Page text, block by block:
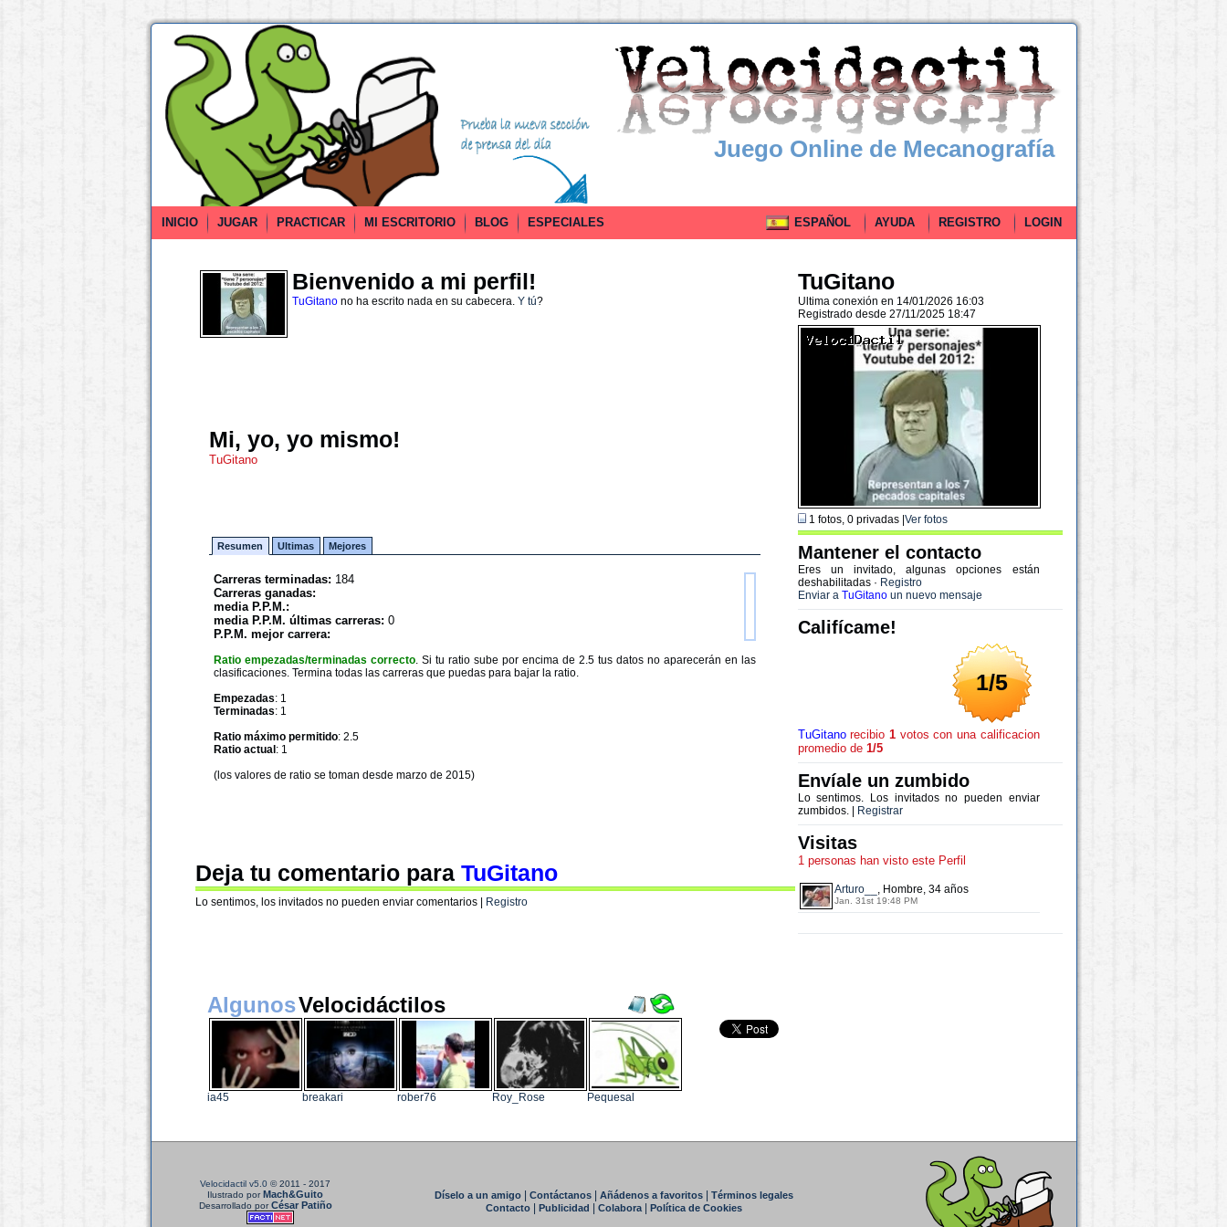
Juego Online de Mecanografía
INICIO JUGAR PRACTICAR MI ESCRITORIO BLOG ESPECIALES ESPAÑOL AYUDA REGISTRO LOGIN
Bienvenido a mi perfil!
TuGitanono ha escrito nada en su cabecera. Y tú?
Mi, yo, yo mismo!
TuGitano
Resumen Ultimas Mejores
Carreras terminadas: 184
Carreras ganadas:
media P.P.M.:
media P.P.M. últimas carreras: 0
P.P.M. mejor carrera:
Ratio empezadas/terminadas correcto. Si tu ratio sube por encima de 2.5 tus datos no aparecerán en las
clasificaciones. Termina todas las carreras que puedas para bajar la ratio.
Empezadas: 1
Terminadas: 1
Ratio máximo permitido: 2.5
Ratio actual : 1
(los valores de ratio se toman desde marzo de 2015)
Deja tu comentario para TuGitano
Lo sentimos, los invitados no pueden enviar comentarios | Registro
TuGitano
Ultima conexión en 14/01/2026 16:03
Registrado desde 27/11/2025 18:47
1 fotos, 0 privadas | Ver fotos
Mantener el contacto
Eres un invitado, algunas opciones están
deshabilitadas · Registro
Enviar a TuGitanoun nuevo mensaje
Califícame!
1/5
TuGitanorecibio 1votos con una calificacion
promedio de 1/5
Envíale un zumbido
Lo sentimos. Los invitados no pueden enviar
zumbidos. |
Registrar
Visitas
1 personas han visto este Perfil
Arturo__ , Hombre, 34 años
Jan. 31st 19:48 PM
AlgunosVelocidáctilos
ia45 breakari rober76 Roy_Rose Pequesal
Velocidactil v5.0 © 2011 - 2017
Ilustrado porMach&Guito
Desarrollado porCésar Patiño
Díselo a un amigo| Contáctanos| Añádenos a favoritos|
Términos legales
Contacto| Publicidad Colabora| Política de Cookies